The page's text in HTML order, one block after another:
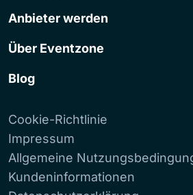
Anbieter werden
Über Eventzone
Blog
Cookie-Richtlinie
Impressum
Allgemeine
Kundeninformationen